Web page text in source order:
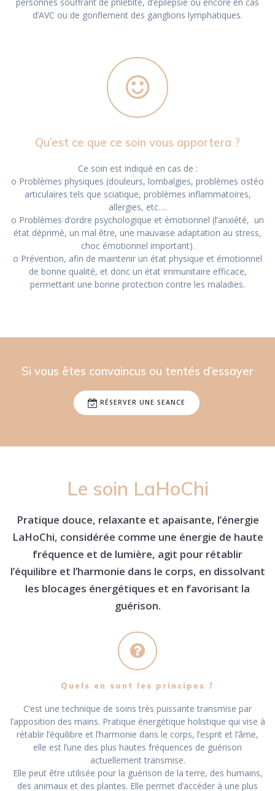
d’AVC ou de gonflement des ganglions lymphatiques.
Qu’est ce que ce soin vous apportera ?
Ce soin est indiqué en cas de :
o Problèmes physiques (douleurs, lombalgies, problèmes ostéo
articulaires tels que sciatique, problèmes inflammatoires,
allergies, etc….
o Problèmes d’ordre psychologique et émotionnel (l’anxiété, un
état déprimé, un mal être, une mauvaise adaptation au stress,
choc émotionnel important).
o Prévention, afin de maintenir un état physique et émotionnel
de bonne qualité, et donc un état immunitaire efficace,
permettant une bonne protection contre les maladies.
Si vous êtes convaincus ou tentés d’essayer
RÉSERVER UNE SEANCE
Le soin LaHoChi
Pratique douce, relaxante et apaisante, l’énergie
LaHoChi, considérée comme une énergie de haute
fréquence et de lumière, agit pour rétablir
l’équilibre et l’harmonie dans le corps, en dissolvant
les blocages énergétiques et en favorisant la
guérison.
Quels en sont les principes ?
C’est une technique de soins très puissante transmise par
l’apposition des mains. Pratique énergétique holistique qui vise à
rétablir l’équilibre et l’harmonie dans le corps, l’esprit et l’âme,
elle est l’une des plus hautes fréquences de guérison
actuellement transmise.
Elle peut être utilisée pour la guérison de la terre, des humains,
des animaux et des plantes. Elle permet d’accéder à une plus